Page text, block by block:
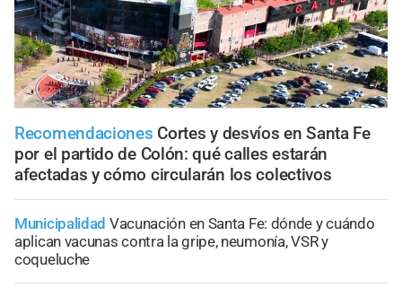
Recomendaciones Cortes y desvíos en Santa Fe
por el partido de Colón: qué calles estarán
afectadas y cómo circularán los colectivos
Municipalidad Vacunación en Santa Fe: dónde y cuándo
aplican vacunas contra la gripe, neumonía, VSR y
coqueluche